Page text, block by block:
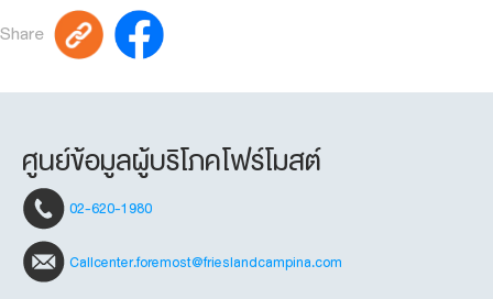
Share
ศูนย์ข้อมูลผู้บริโภคโฟร์โมสต์
02-620-1980
Callcenter.foremost@frieslandcampina.com